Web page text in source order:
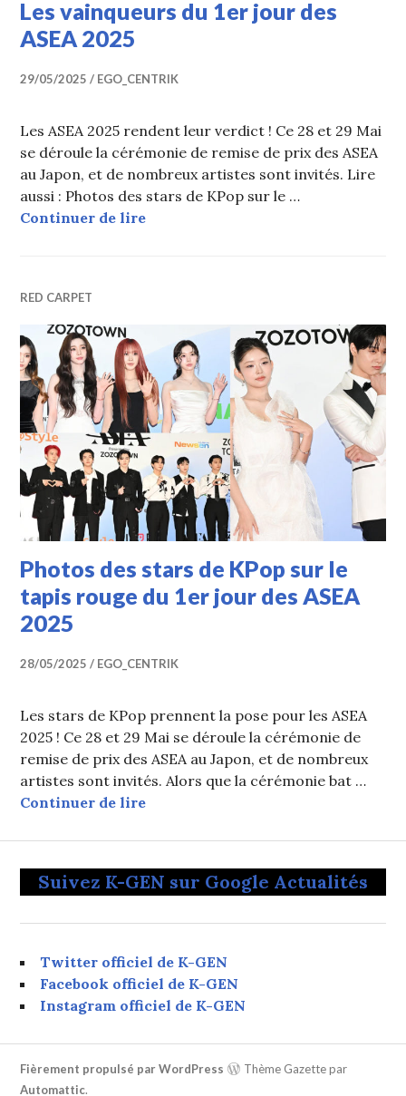
Les vainqueurs du 1er jour des
ASEA 2025
29/05/2025 EGO_CENTRIK
Les ASEA 2025 rendent leur verdict ! Ce 28 et 29 Mai
se déroule la cérémonie de remise de prix des ASEA
au Japon, et de nombreux artistes sont invités. Lire
aussi : Photos des stars de KPop sur le …
Continuer de lireLes vainqueurs du 1er jour des
RED CARPET
Photos des stars de KPop sur le
tapis rouge du 1er jour des ASEA
2025
28/05/2025 EGO_CENTRIK
Les stars de KPop prennent la pose pour les ASEA
2025 ! Ce 28 et 29 Mai se déroule la cérémonie de
remise de prix des ASEA au Japon, et de nombreux
artistes sont invités. Alors que la cérémonie bat …
Continuer de lirePhotos des stars de KPop sur le
Suivez K-GEN sur Google Actualités
Twitter officiel de K-GEN
Facebook officiel de K-GEN
Instagram officiel de K-GEN
Fièrement propulsé par WordPress
Thème Gazette par
Automattic.